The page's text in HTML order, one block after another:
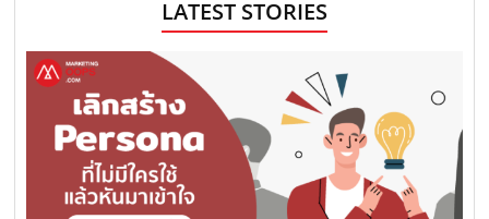
LATEST STORIES